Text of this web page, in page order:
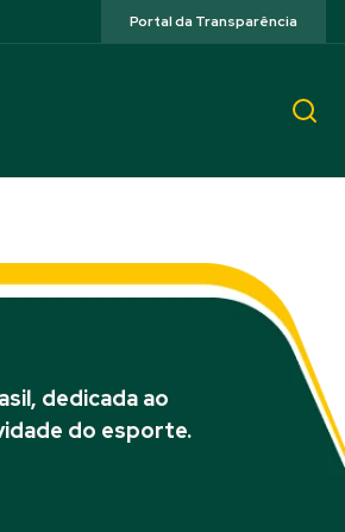
Portal da Transparência
dedicada ao
do esporte.